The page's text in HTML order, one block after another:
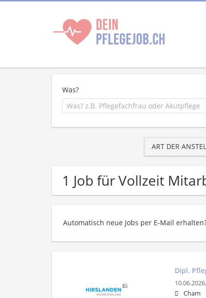
Was?
ART DER
1 Job für Vollzeit
Automatisch neue Jobs per E-Mail
Dipl.
10.06.2026,
Cham